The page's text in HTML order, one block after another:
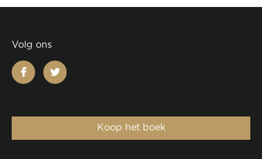
Volg ons
facebooktwitter
Koop het boek